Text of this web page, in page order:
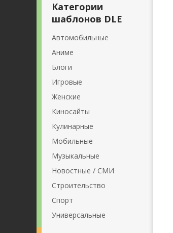
Категории
шаблонов DLE
Автомобильные
Аниме
Блоги
Игровые
Женские
Киносайты
Кулинарные
Мобильные
Музыкальные
Новостные / СМИ
Строительство
Спорт
Универсальные